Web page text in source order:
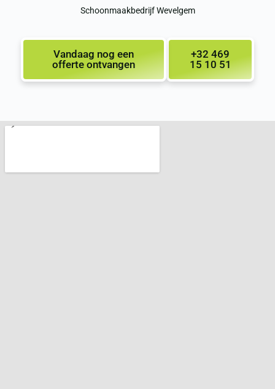
Schoonmaakbedrijf Wevelgem
+32 469
15 10 51
Vandaag nog een
offerte ontvangen